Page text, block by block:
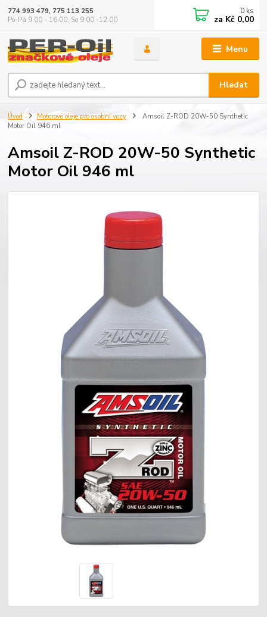
Menu
Hledat
774 993 479, 775 113 255
Po-Pá 9.00 - 16.00, So 9.00 -12.00
0 ks
za Kč 0,00
Úvod Motorové oleje pro osobní vozy
Amsoil Z-ROD 20W-50 Synthetic
Motor Oil 946 ml
Amsoil Z-ROD 20W-50 Synthetic
Motor Oil 946 ml